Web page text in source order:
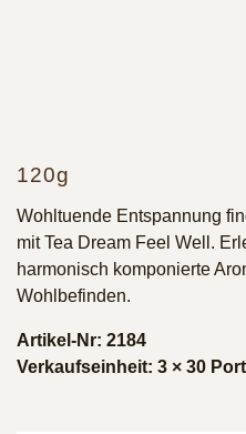
120g
Wohltuende Entspannung
mit Tea Dream Feel Well.
harmonisch komponierte
Wohlbefinden.
Artikel-Nr: 2184
Verkaufseinheit: 3 × 30